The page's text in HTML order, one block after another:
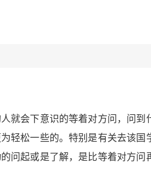
就会下意识的等着对方问，问到
轻松一些的。特别是有关去该国
问起或是了解，是比等着对方问